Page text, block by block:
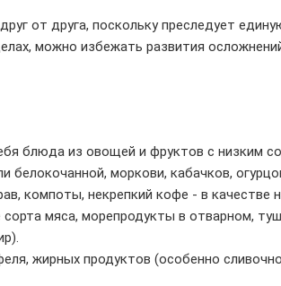
от друга, поскольку преследует
можно избежать развития
блюда из овощей и фруктов с низким
моркови, кабачков,
компоты, некрепкий кофе - в
мяса, морепродукты в отварном,
жирных продуктов (особенно